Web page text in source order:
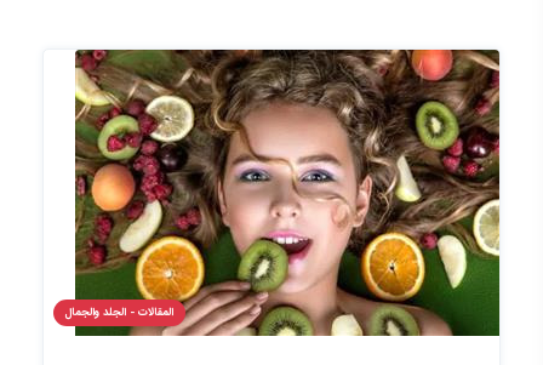
المقالات - الجلد والجمال